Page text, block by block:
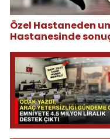
Özel Hastaneden
Hastanesinde